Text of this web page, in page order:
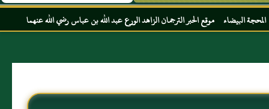
الحبر الترجمان الزاهد الورع عبد الله بن عباس رضي الله عنهما